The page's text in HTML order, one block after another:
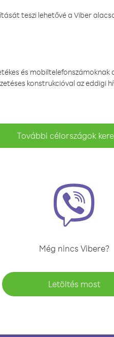
teszi lehetővé a Viber
és
konstrukcióval az eddigi
További célországok
Még nincs Vibere?
Letöltés most